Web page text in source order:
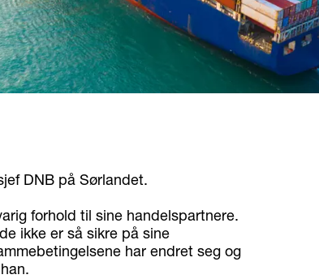
DNB på Sørlandet.
forhold til sine handelspartnere.
ikke er så sikre på sine
har endret seg og